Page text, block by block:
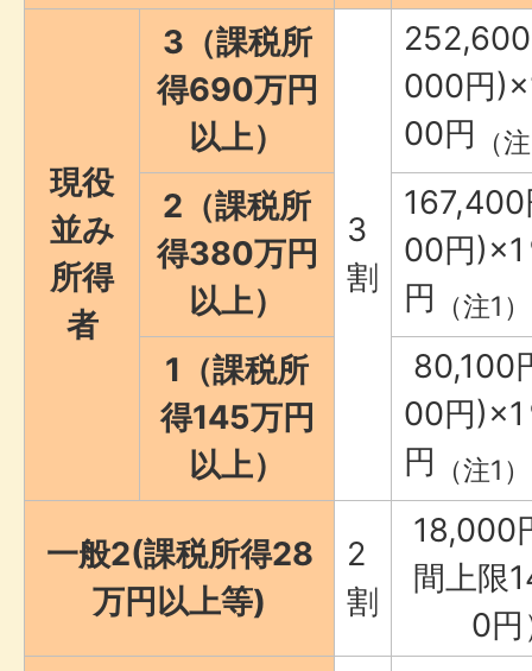
現役
並み
所得
者
3（課税所
得690万円
以上）
3
割
000円
00円
（
2（課税所
得380万円
以上）
00円
円
（注1）
1（課税所
得145万円
以上）
80,100
00円
円
（注1）
一般2(課税所得28
万円以上等)
2
割
18,000
間上限
0円